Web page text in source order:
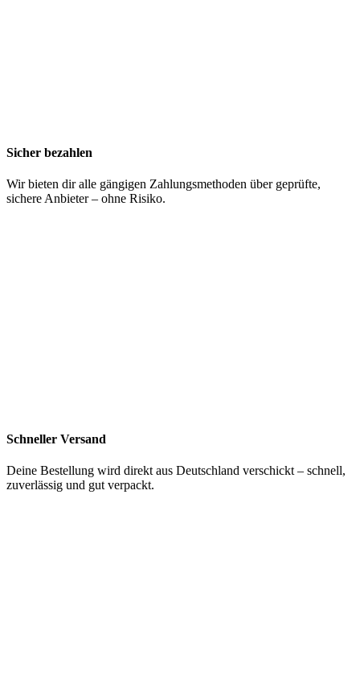
Sicher bezahlen
Wir bieten dir alle gängigen Zahlungsmethoden über geprüfte,
sichere Anbieter – ohne Risiko.
Schneller Versand
Deine Bestellung wird direkt aus Deutschland verschickt – schnell,
zuverlässig und gut verpackt.